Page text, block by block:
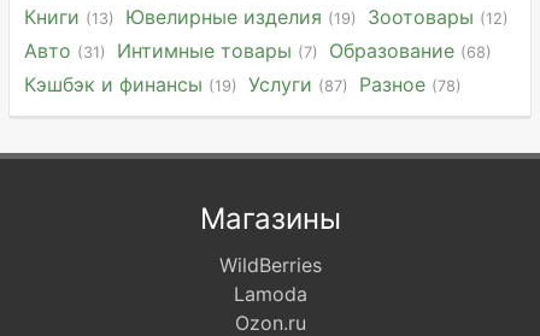
Книги (13) Ювелирные изделия (19) Зоотовары (12)
Авто (31) Интимные товары (7) Образование (68)
Кэшбэк и финансы (19) Услуги (87) Разное (78)
Магазины
WildBerries
Lamoda
Ozon.ru